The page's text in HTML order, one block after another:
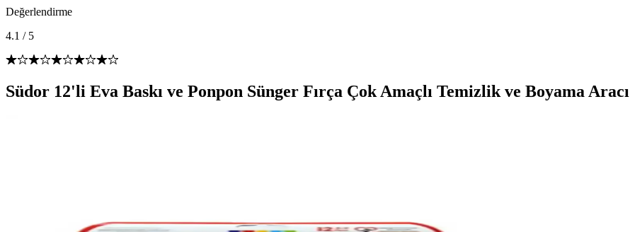
Değerlendirme
4.1 / 5
Südor 12'li Eva Baskı ve Ponpon Sünger Fırça Çok Amaçlı Temizlik ve Boyama Aracı